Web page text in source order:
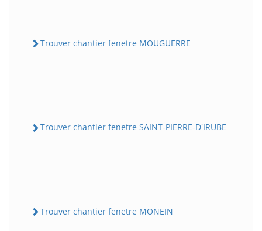
Trouver chantier fenetre MOUGUERRE
Trouver chantier fenetre SAINT-PIERRE-D'IRUBE
Trouver chantier fenetre MONEIN